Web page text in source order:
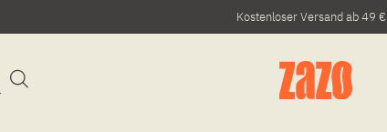
Kostenloser Versand ab 49 €